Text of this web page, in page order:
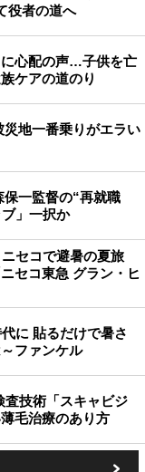
役者の道へ
心配の声…子供を亡
ケアの道のり
地一番乗りがエラい
一監督の“再就職
」一択か
セコで避暑の夏旅
セコ東急 グラン・ヒ
に 貼るだけで暑さ
ファンケル
技術「スキャビジ
毛治療のあり方